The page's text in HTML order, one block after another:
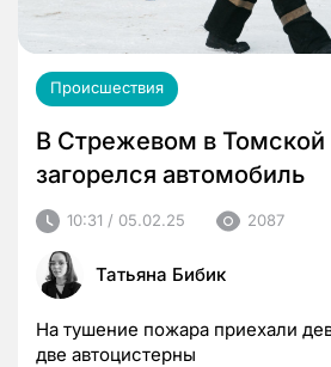
Происшествия
В Стрежевом в Томской
загорелся автомобиль
10:31 / 05.02.25 2087
Татьяна Бибик
На тушение пожара приехали
две автоцистерны